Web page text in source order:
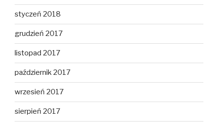
styczeń 2018
grudzień 2017
listopad 2017
październik 2017
wrzesień 2017
sierpień 2017